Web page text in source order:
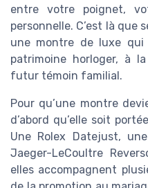
entre votre poignet,
personnelle. C’est là que
une montre de luxe qui
patrimoine horloger, à
futur témoin familial.
Pour qu’une montre
d’abord qu’elle soit
Une Rolex Datejust,
Jaeger-LeCoultre
elles accompagnent